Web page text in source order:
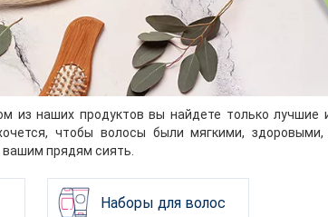
из наших продуктов вы найдете только лучшие
чтобы волосы были мягкими,
прядям сиять.
Наборы для волос